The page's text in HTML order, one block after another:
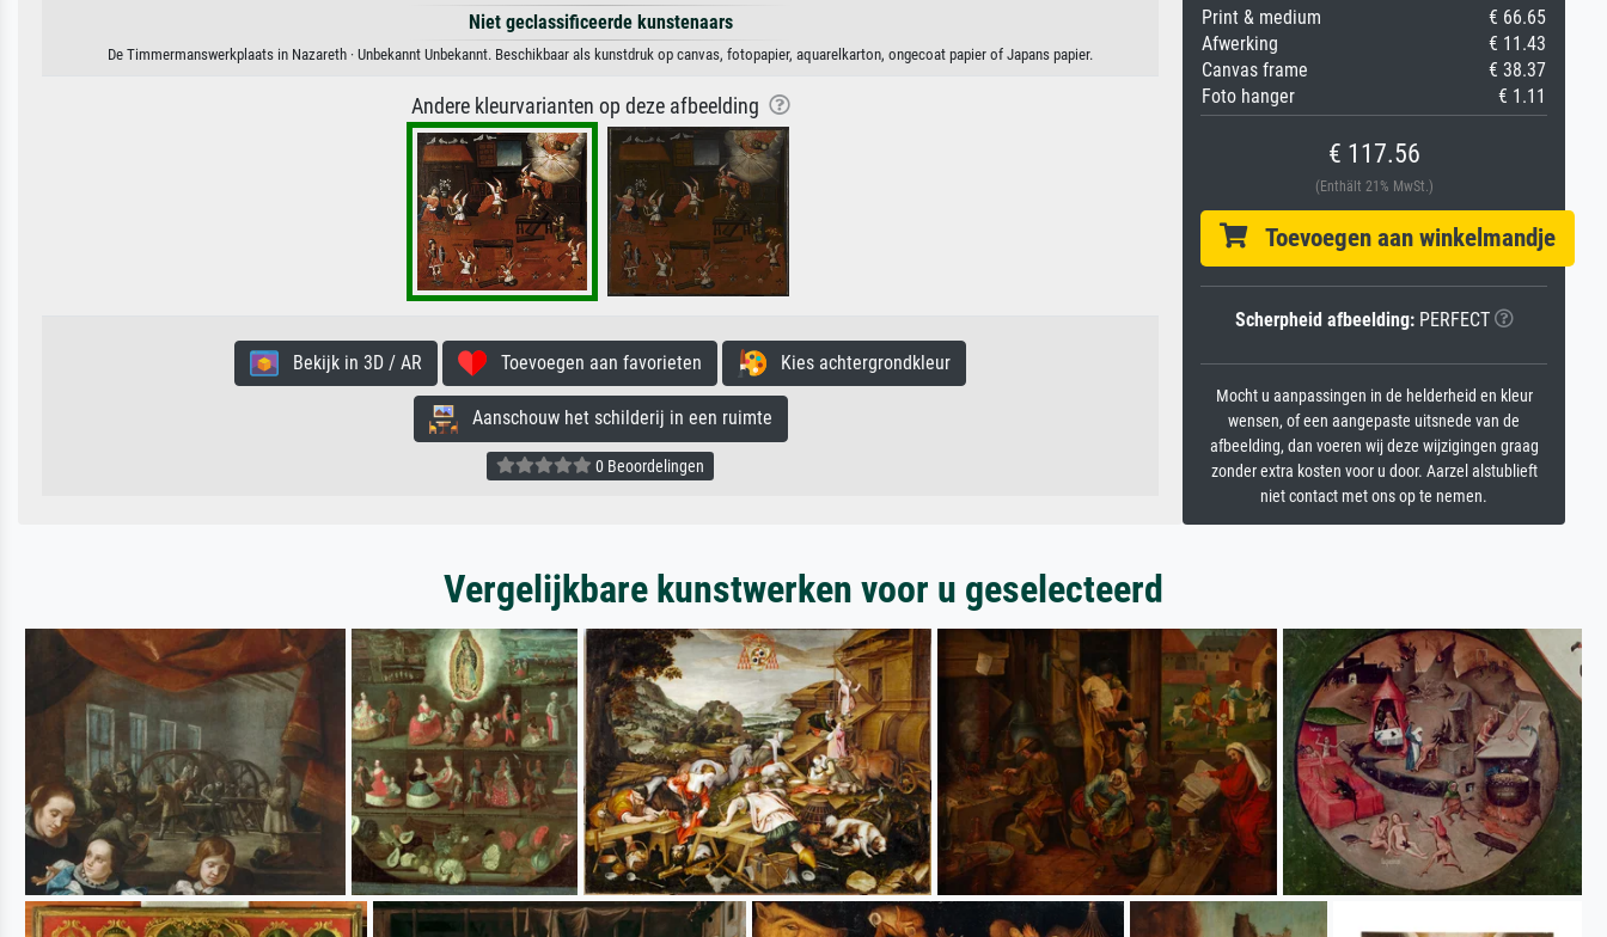
Niet geclassificeerde kunstenaars
De Timmermanswerkplaats in Nazareth · Unbekannt Unbekannt. Beschikbaar als kunstdruk op canvas, fotopapier, aquarelkarton, ongecoat papier of Japans papier.
Andere kleurvarianten op deze afbeelding
Bekijk in 3D / AR Toevoegen aan favorieten Kies achtergrondkleur
Aanschouw het schilderij in een ruimte
0 Beoordelingen
Print & medium
€ 66.65
Afwerking
€ 11.43
Canvas frame
€ 38.37
Foto hanger
€ 1.11
€ 117.56
(Enthält 21% MwSt.)
Toevoegen aan winkelmandje
Scherpheid afbeelding:PERFECT
Mocht u aanpassingen in de helderheid en kleur
wensen, of een aangepaste uitsnede van de
afbeelding, dan voeren wij deze wijzigingen graag
zonder extra kosten voor u door. Aarzel alstublieft
niet contact met ons op te nemen.
Vergelijkbare kunstwerken voor u geselecteerd